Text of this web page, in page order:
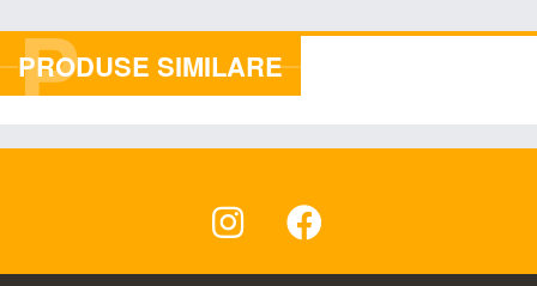
P
PRODUSE SIMILARE